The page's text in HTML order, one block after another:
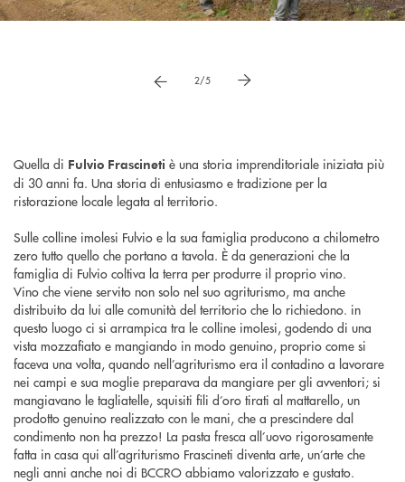
vai a immagne precedente
2/5 vai a immagine successiva
Quella di Fulvio Frascineti è una storia imprenditoriale iniziata più
di 30 anni fa. Una storia di entusiasmo e tradizione per la
ristorazione locale legata al territorio.
Sulle colline imolesi Fulvio e la sua famiglia producono a chilometro
zero tutto quello che portano a tavola. È da generazioni che la
famiglia di Fulvio coltiva la terra per produrre il proprio vino.
Vino che viene servito non solo nel suo agriturismo, ma anche
distribuito da lui alle comunità del territorio che lo richiedono. in
questo luogo ci si arrampica tra le colline imolesi, godendo di una
vista mozzafiato e mangiando in modo genuino, proprio come si
faceva una volta, quando nell’agriturismo era il contadino a lavorare
nei campi e sua moglie preparava da mangiare per gli avventori; si
mangiavano le tagliatelle, squisiti fili d’oro tirati al mattarello, un
prodotto genuino realizzato con le mani, che a prescindere dal
condimento non ha prezzo! La pasta fresca all’uovo rigorosamente
fatta in casa qui all’agriturismo Frascineti diventa arte, un’arte che
negli anni anche noi di BCCRO abbiamo valorizzato e gustato.